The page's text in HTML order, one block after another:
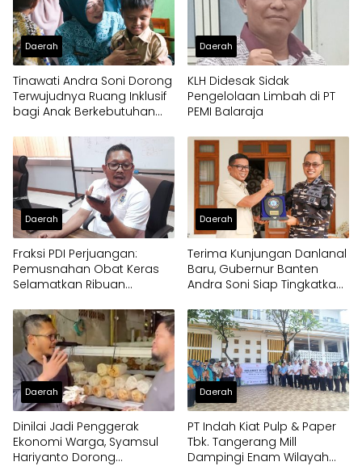
Daerah
Tinawati Andra Soni Dorong
Terwujudnya Ruang Inklusif
bagi Anak Berkebutuhan
Daerah
KLH Didesak Sidak
Pengelolaan Limbah di PT
PEMI Balaraja
Daerah
Fraksi PDI Perjuangan:
Pemusnahan Obat Keras
Selamatkan Ribuan
Daerah
Terima Kunjungan Danlanal
Baru, Gubernur Banten
Andra Soni Siap Tingkatkan
Daerah
Dinilai Jadi Penggerak
Ekonomi Warga, Syamsul
Hariyanto Dorong
Daerah
PT Indah Kiat Pulp & Paper
Tbk. Tangerang Mill
Dampingi Enam Wilayah